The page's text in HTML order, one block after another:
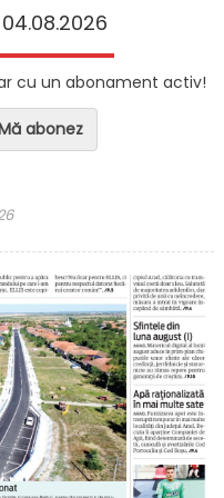
cu un abonament activ!
abonez